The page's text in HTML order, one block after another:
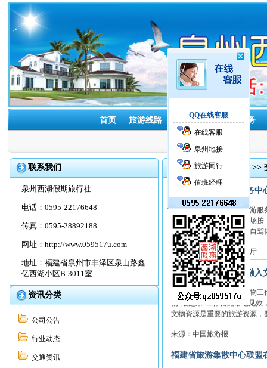
QQ在线客服
在线客服
泉州地接
旅游同行
值班经理
首页 旅游线路 酒店预订 租车服务
联系我们
泉州西湖假期旅行社
电话：0595-22176648
传真：0595-28892188
网址： http://www.059517u.com
地址：福建省泉州市丰泽区泉山路鑫
亿西湖小区B-3011室
资讯分类
公司公告
行业动态
交通资讯
首页>>旅游资讯 >>
安徽省自驾车旅游服务中
近日，安徽省自驾车旅游服
情时期安徽火爆自驾车市场
驾线路和产品，组织大型自
来源：安徽省文化和旅游厅
内蒙古推动文物工作融入
2020年内蒙古自治区文物工
物“活起来”工作措施落地见
文物资源是重要的旅游资源
来源：中国旅游报
福建省旅游集散中心联盟